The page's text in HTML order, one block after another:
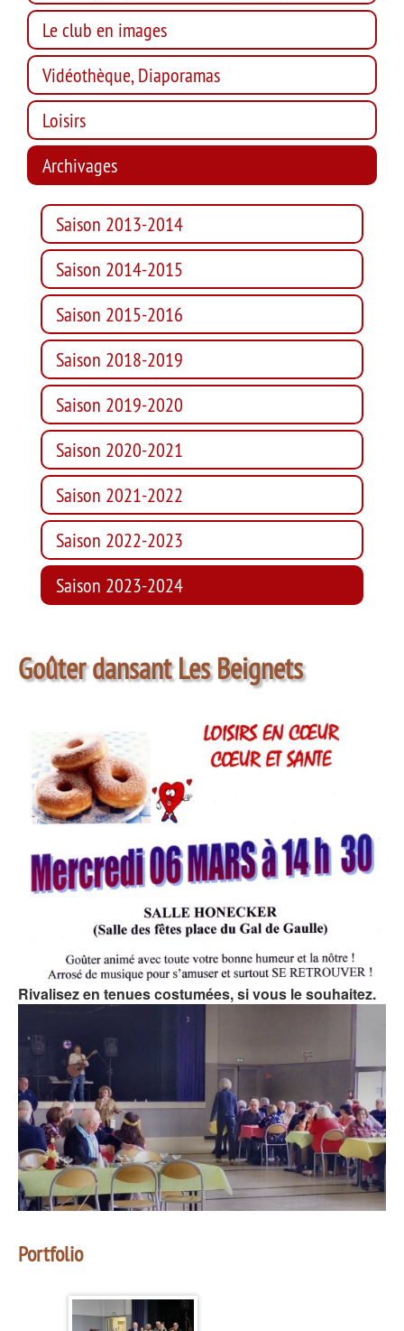
Le club en images
Vidéothèque, Diaporamas
Loisirs
Archivages
Saison 2013-2014
Saison 2014-2015
Saison 2015-2016
Saison 2018-2019
Saison 2019-2020
Saison 2020-2021
Saison 2021-2022
Saison 2022-2023
Saison 2023-2024
Goûter dansant Les Beignets
Rivalisez en tenues costumées, si vous le souhaitez.
Portfolio